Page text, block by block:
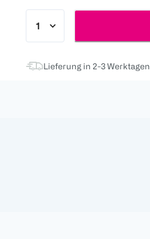
Lieferung in 2-3 Werktagen